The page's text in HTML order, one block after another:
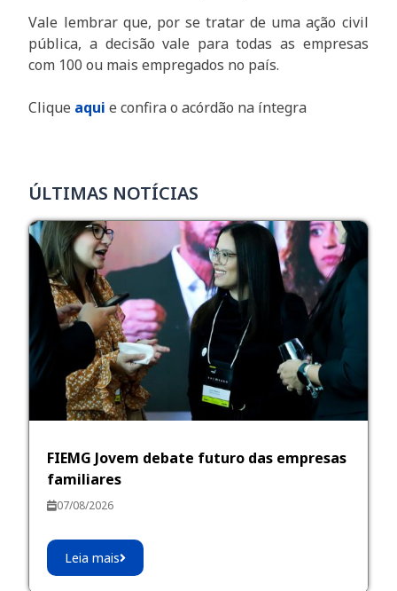
Vale lembrar que, por se tratar de uma ação civil
pública, a decisão vale para todas as empresas
com 100 ou mais empregados no país.
Clique aqui e confira o acórdão na íntegra
ÚLTIMAS NOTÍCIAS
FIEMG Jovem debate futuro das empresas
familiares
07/08/2026
Leia mais